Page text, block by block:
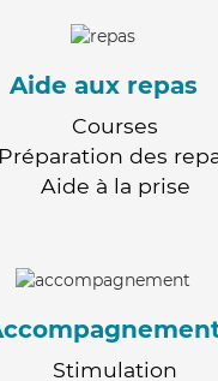
Aide aux repas
Courses
Préparation des
Aide à la prise
Stimulation